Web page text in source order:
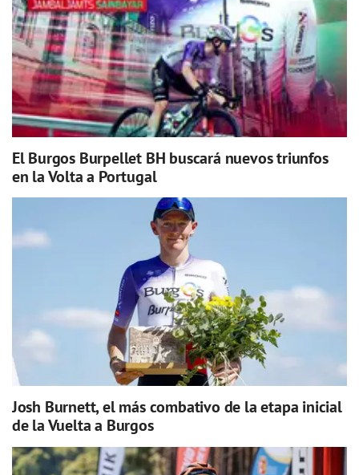
El Burgos Burpellet BH buscará nuevos triunfos
en la Volta a Portugal
Josh Burnett, el más combativo de la etapa inicial
de la Vuelta a Burgos